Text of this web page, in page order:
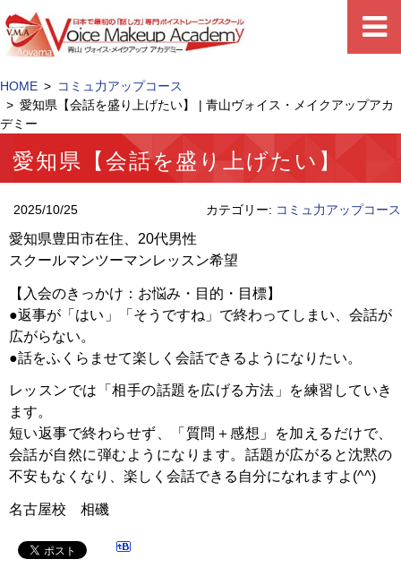
HOME
コミュ力アップコース
愛知県【会話を盛り上げたい】 | 青山ヴォイス・メイクアップアカ
デミー
愛知県【会話を盛り上げたい】
2025/10/25 カテゴリー: コミュ力アップコース
愛知県豊田市在住、20代男性
スクールマンツーマンレッスン希望
【入会のきっかけ：お悩み・目的・目標】
●返事が「はい」「そうですね」で終わってしまい、会話が
広がらない。
●話をふくらませて楽しく会話できるようになりたい。
レッスンでは「相手の話題を広げる方法」を練習していき
ます。
短い返事で終わらせず、「質問＋感想」を加えるだけで、
会話が自然に弾むようになります。話題が広がると沈黙の
不安もなくなり、楽しく会話できる自分になれますよ(^^)
名古屋校 相磯